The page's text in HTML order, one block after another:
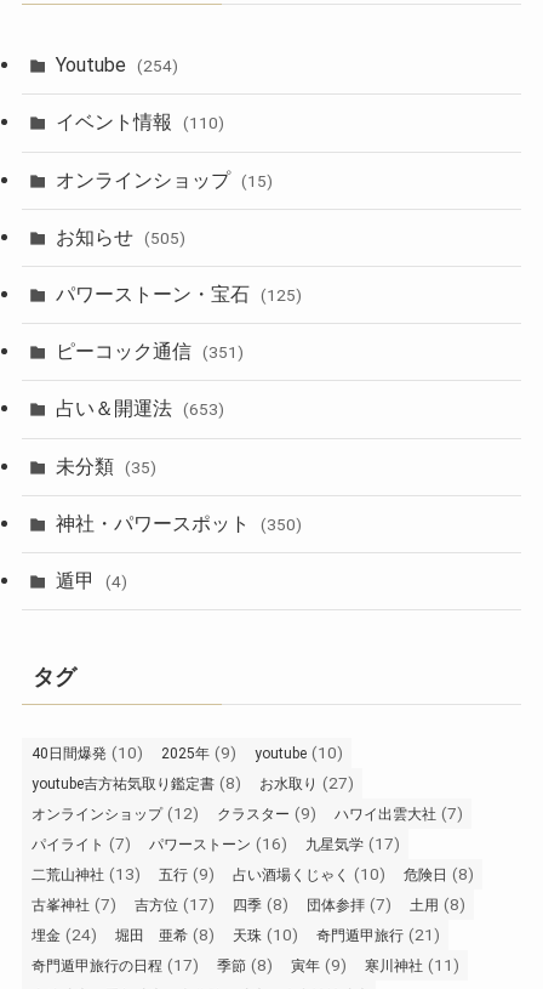
Youtube (254)
イベント情報 (110)
オンラインショップ (15)
お知らせ (505)
パワーストーン・宝石 (125)
ピーコック通信 (351)
占い＆開運法 (653)
未分類 (35)
神社・パワースポット (350)
遁甲 (4)
タグ
40日間爆発 (10) 2025年 (9) youtube (10)
youtube吉方祐気取り鑑定書 (8) お水取り (27)
オンラインショップ(12) クラスター (9) ハワイ出雲大社 (7)
パイライト (7) パワーストーン (16) 九星気学 (17)
二荒山神社 (13) 五行 (9) 占い酒場くじゃく (10) 危険日 (8)
古峯神社 (7) 吉方位 (17) 四季 (8) 団体参拝 (7) 土用 (8)
埋金 (24) 堀田 亜希 (8) 天珠 (10) 奇門遁甲旅行 (21)
奇門遁甲旅行の日程 (17) 季節 (8) 寅年 (9) 寒川神社 (11)